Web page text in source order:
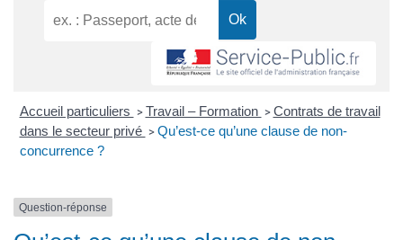
Accueil particuliers > Travail – Formation > Contrats de travail
dans le secteur privé > Qu’est-ce qu’une clause de non-
concurrence ?
Question-réponse